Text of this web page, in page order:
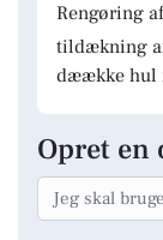
Rengøring
tildækning
dæække hul
Opret en